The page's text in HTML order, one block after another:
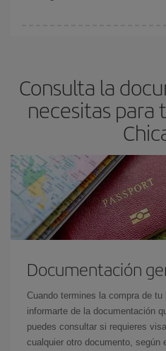
Además, si no tienes decidido un
mira nuestras ofertas y déjate
vuelo más barato.
Consulta la
necesitas para
Documentación
Cuando termines la compra de
informarte de la documentación
puedes consultar si requieres
cualquier otro documento, según